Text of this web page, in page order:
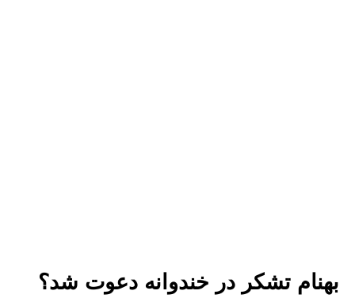
بهنام تشکر در خندوانه دعوت شد؟